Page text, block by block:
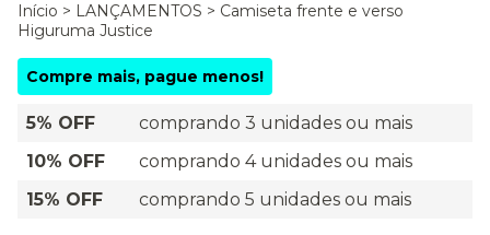
Início > LANÇAMENTOS > Camiseta frente e verso
Higuruma Justice
Compre mais, pague menos!
5% OFF
comprando 3 unidades ou mais
10% OFF
comprando 4 unidades ou mais
15% OFF
comprando 5 unidades ou mais